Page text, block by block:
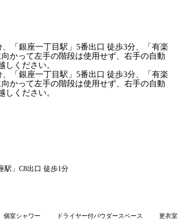
「銀座一丁目駅」5番出口 徒歩3分、「有楽
かって左手の階段は使用せず、右手の自動
しください。
「銀座一丁目駅」5番出口 徒歩3分、「有楽
かって左手の階段は使用せず、右手の自動
しください。
駅 」 C8出口 徒歩1分
個室シャワー ドライヤー付パウダースペース 更衣室